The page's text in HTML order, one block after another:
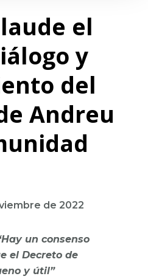
el
y
del
Andreu
de 2022
un consenso
el Decreto de
y útil”